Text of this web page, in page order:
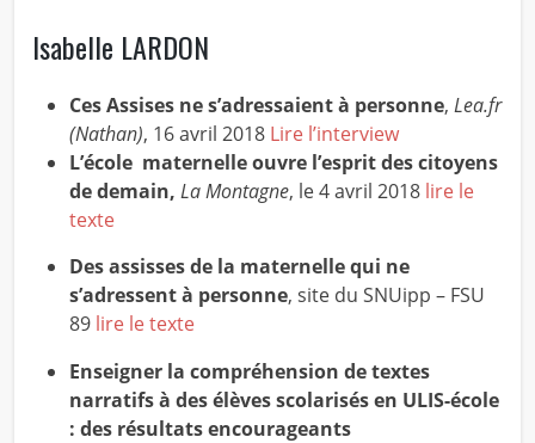
Isabelle LARDON
Ces Assises ne s’adressaient à personne, Lea.fr
(Nathan), 16 avril 2018 Lire l’interview
L’école maternelle ouvre l’esprit des citoyens
de demain, La Montagne, le 4 avril 2018 lire le
texte
Des assisses de la maternelle qui ne
s’adressent à personne, site du SNUipp – FSU
89 lire le texte
Enseigner la compréhension de textes
narratifs à des élèves scolarisés en ULIS-école
: des résultats encourageants